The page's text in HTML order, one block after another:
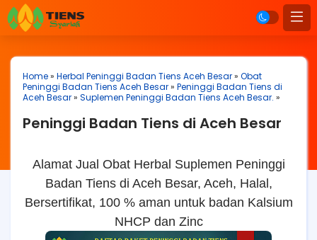
Home» Herbal Peninggi Badan Tiens Aceh Besar» Obat
Peninggi Badan Tiens Aceh Besar» Peninggi Badan Tiens di
Aceh Besar» Suplemen Peninggi Badan Tiens Aceh Besar. »
Peninggi Badan Tiens di Aceh Besar
Alamat Jual Obat Herbal Suplemen Peninggi
Badan Tiens di Aceh Besar, Aceh, Halal,
Bersertifikat, 100 % aman untuk badan Kalsium
NHCP dan Zinc